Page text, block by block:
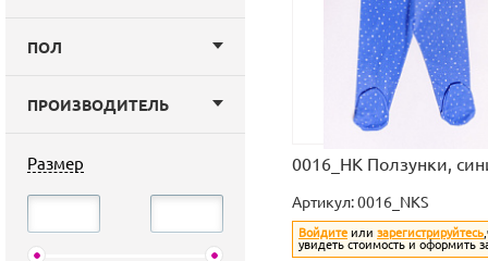
ПОЛ
ПРОИЗВОДИТЕЛЬ
Размер 0016_НК Ползунки,
Артикул:0016_NKS
Войдите или зарегистрируйтесь
увидеть стоимость и оформить